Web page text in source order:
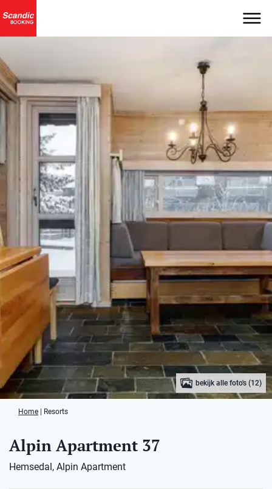
bekijk alle foto's (12)
Home Resorts
Alpin Apartment 37
Hemsedal, Alpin Apartment